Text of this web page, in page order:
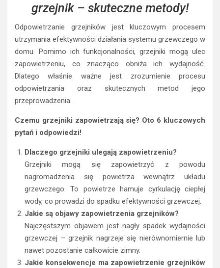
grzejnik – skuteczne metody!
Odpowietrzanie grzejników jest kluczowym procesem
utrzymania efektywności działania systemu grzewczego w
domu. Pomimo ich funkcjonalności, grzejniki mogą ulec
zapowietrzeniu, co znacząco obniża ich wydajność.
Dlatego właśnie ważne jest zrozumienie procesu
odpowietrzania oraz skutecznych metod jego
przeprowadzenia.
Czemu grzejniki zapowietrzają się? Oto 6 kluczowych
pytań i odpowiedzi!
Dlaczego grzejniki ulegają zapowietrzeniu?
Grzejniki mogą się zapowietrzyć z powodu
nagromadzenia się powietrza wewnątrz układu
grzewczego. To powietrze hamuje cyrkulację ciepłej
wody, co prowadzi do spadku efektywności grzewczej.
Jakie są objawy zapowietrzenia grzejników?
Najczęstszym objawem jest nagły spadek wydajności
grzewczej – grzejnik nagrzeje się nierównomiernie lub
nawet pozostanie całkowicie zimny.
Jakie konsekwencje ma zapowietrzenie grzejników